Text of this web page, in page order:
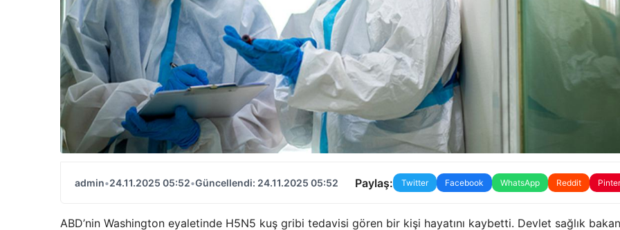
admin•24.11.2025 05:52•Güncellendi: 24.11.2025 05:52 Paylaş: Twitter Facebook WhatsApp Reddit
ABD’nin Washington eyaletinde H5N5 kuş gribi tedavisi gören bir kişi hayatını kaybetti. Devlet sağlık